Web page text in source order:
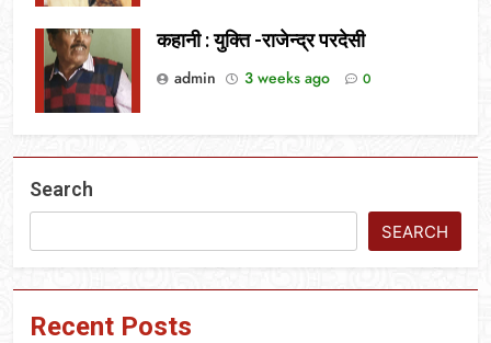
कहानी : युक्ति -राजेन्द्र परदेसी
admin
3 weeks ago 0
Search
SEARCH
Recent Posts